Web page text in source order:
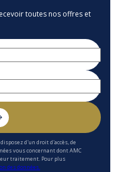
toutes nos offres et
d'un droit d'accès, de
vous concernant dont AMC
traitement. Pour plus
des données.